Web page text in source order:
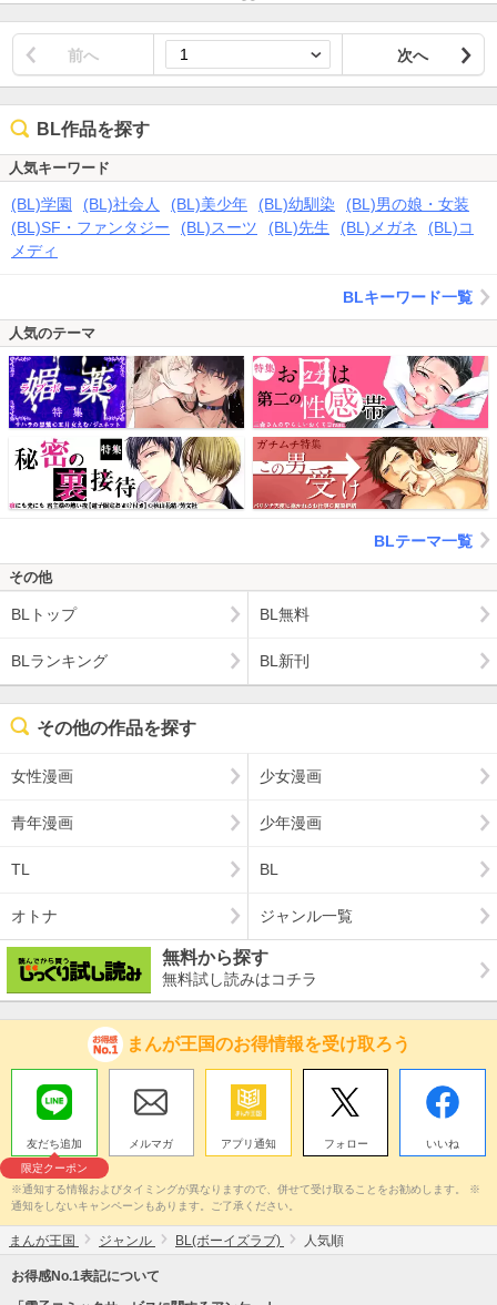
前へ 次へ
BL作品を探す
人気キーワード
(BL)学園 (BL)社会人 (BL)美少年 (BL)幼馴染
(BL)男の娘・女装
(BL)SF・ファンタジー
(BL)スーツ (BL)先生 (BL)メガネ
(BL)コ
メディ
BLキーワード一覧
人気のテーマ
BLテーマ一覧
その他
BLトップ BL無料
BLランキング BL新刊
その他の作品を探す
女性漫画 少女漫画
青年漫画 少年漫画
TL BL
オトナ ジャンル一覧
無料から探す
無料試し読みはコチラ
まんが王国のお得情報を受け取ろう
友だち追加
限定クーポン
メルマガ アプリ通知 フォロー いいね
※通知する情報およびタイミングが異なりますので、併せて受け取ることをお勧めします。 ※
通知をしないキャンペーンもあります。ご了承ください。
まんが王国 ジャンル BL(ボーイズラブ) 人気順
お得感No.1表記について